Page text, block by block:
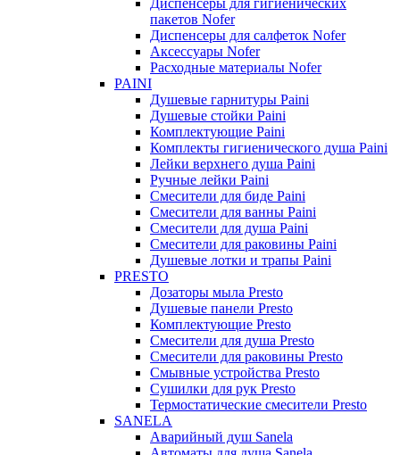
Диспенсеры для гигиенических
пакетов Nofer
Диспенсеры для салфеток Nofer
Аксессуары Nofer
Расходные материалы Nofer
PAINI
Душевые гарнитуры Paini
Душевые стойки Paini
Комплектующие Paini
Комплекты гигиенического душа Paini
Лейки верхнего душа Paini
Ручные лейки Paini
Смесители для биде Paini
Смесители для ванны Paini
Смесители для душа Paini
Смесители для раковины Paini
Душевые лотки и трапы Paini
PRESTO
Дозаторы мыла Presto
Душевые панели Presto
Комплектующие Presto
Смесители для душа Presto
Смесители для раковины Presto
Смывные устройства Presto
Сушилки для рук Presto
Термостатические смесители Presto
SANELA
Аварийный душ Sanela